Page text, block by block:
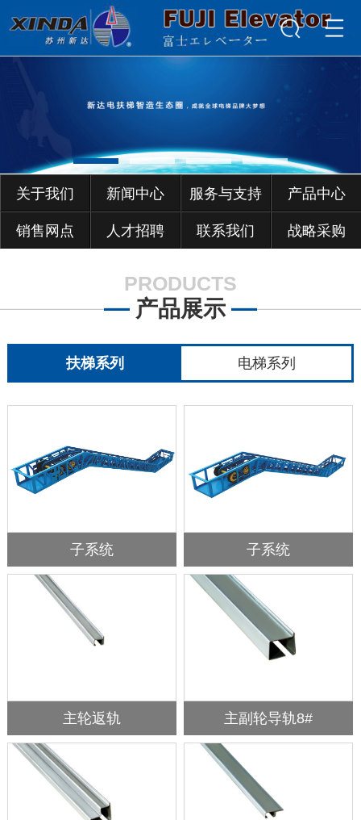
关于我们 新闻中心 服务与支持 产品中心
销售网点 人才招聘 联系我们 战略采购
PRODUCTS
产品展示
扶梯系列 电梯系列
子系统 子系统
主轮返轨 主副轮导轨8#